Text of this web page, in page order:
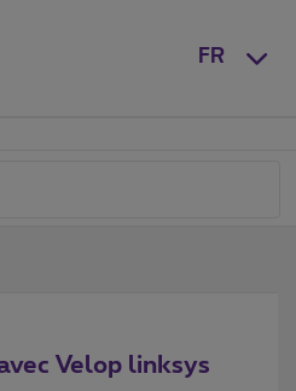
FR
Velop linksys